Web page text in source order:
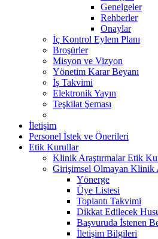
Genelgeler
Rehberler
Onaylar
İç Kontrol Eylem Planı
Broşürler
Misyon ve Vizyon
Yönetim Karar Beyanı
İş Takvimi
Elektronik Yayın
Teşkilat Şeması
İletişim
Personel İstek ve Önerileri
Etik Kurullar
Klinik Araştırmalar Etik
Girişimsel Olmayan Klinik
Yönerge
Üye Listesi
Toplantı Takvimi
Dikkat Edilecek
Başvuruda İstenen
İletişim Bilgileri